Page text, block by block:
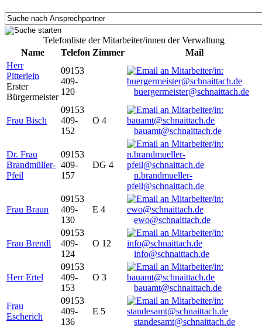
Telefonliste der Mitarbeiter/innen der Verwaltung
Name
Telefon Zimmer
Mail
Herr
Pitterlein
Erster
Bürgermeister
09153
409-
120
buergermeister@schnaittach.de
Frau Bisch
09153
409-
152
O 4
bauamt@schnaittach.de
Dr. Frau
Brandmüller-
Pfeil
09153
409-
157
DG 4
n.brandmueller-
pfeil@schnaittach.de
Frau Braun
09153
409-
130
E 4
ewo@schnaittach.de
Frau Brendl
09153
409-
124
O 12
info@schnaittach.de
Herr Ertel
09153
409-
153
O 3
bauamt@schnaittach.de
Frau
Escherich
09153
409-
136
E 5
standesamt@schnaittach.de